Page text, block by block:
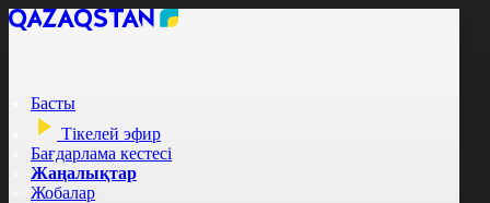
Басты
Тікелей эфир
Бағдарлама кестесі
Жаңалықтар
Жобалар